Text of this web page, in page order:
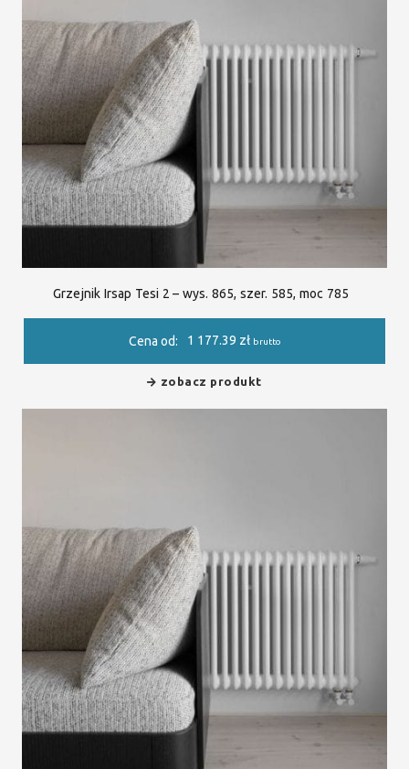
Grzejnik Irsap Tesi 2 – wys. 865, szer. 585, moc 785
Cena od: 1 177.39 zł brutto
zobacz produkt